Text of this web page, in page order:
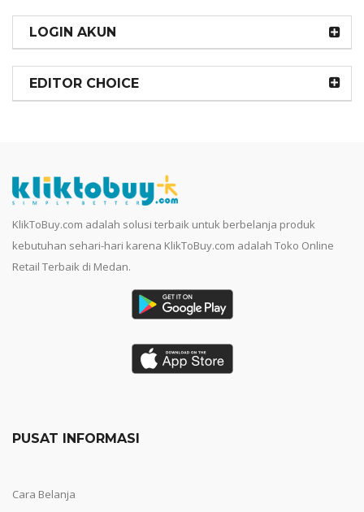
LOGIN AKUN
EDITOR CHOICE
KlikToBuy.com adalah solusi terbaik untuk berbelanja produk
kebutuhan sehari-hari karena KlikToBuy.com adalah Toko Online
Retail Terbaik di Medan.
PUSAT INFORMASI
Cara Belanja